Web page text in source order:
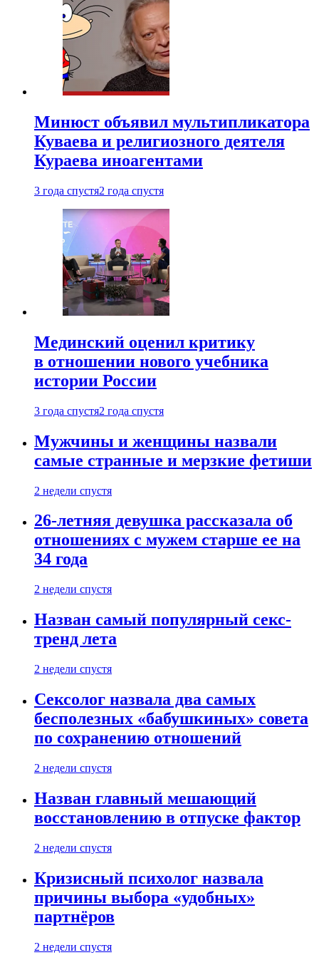
Минюст объявил мультипликатора
Куваева и религиозного деятеля
Кураева иноагентами
3 года спустя2 года спустя
Мединский оценил критику
в отношении нового учебника
истории России
3 года спустя2 года спустя
Мужчины и женщины назвали
самые странные и мерзкие фетиши
2 недели спустя
26-летняя девушка рассказала об
отношениях с мужем старше ее на
34 года
2 недели спустя
Назван самый популярный секс-
тренд лета
2 недели спустя
Сексолог назвала два самых
бесполезных «бабушкиных» совета
по сохранению отношений
2 недели спустя
Назван главный мешающий
восстановлению в отпуске фактор
2 недели спустя
Кризисный психолог назвала
причины выбора «удобных»
партнёров
2 недели спустя